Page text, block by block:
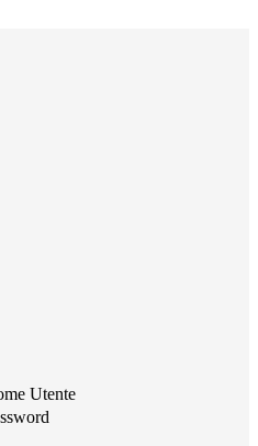
Utente